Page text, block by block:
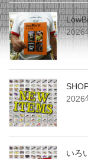
2026
2026
いろ